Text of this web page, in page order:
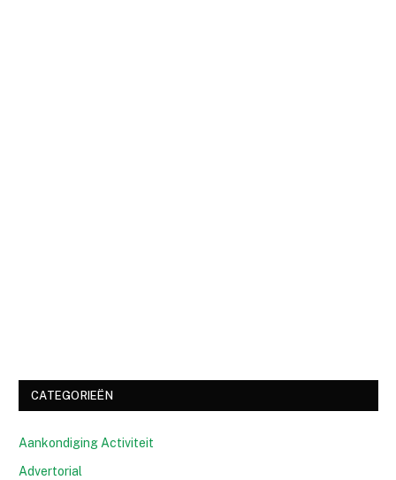
CATEGORIEËN
Aankondiging Activiteit
Advertorial